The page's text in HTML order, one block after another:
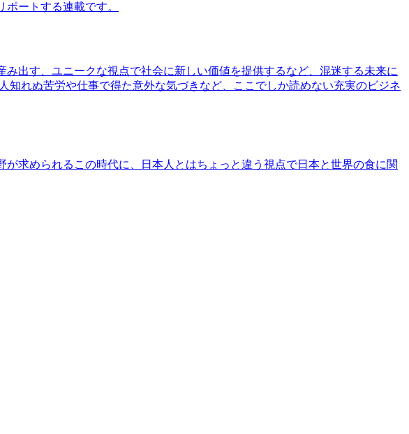
ートする連載です。
出す、ユニークな視点で社会に新しい価値を提供するなど、混迷する未来に
れぬ苦労や仕事で得た意外な気づきなど、ここでしか読めない充実のビジネ
求められるこの時代に、日本人とはちょっと違う視点で日本と世界の食に関